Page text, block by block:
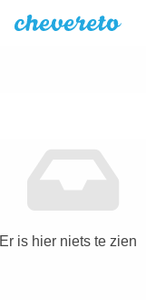
Er is hier niets te zien